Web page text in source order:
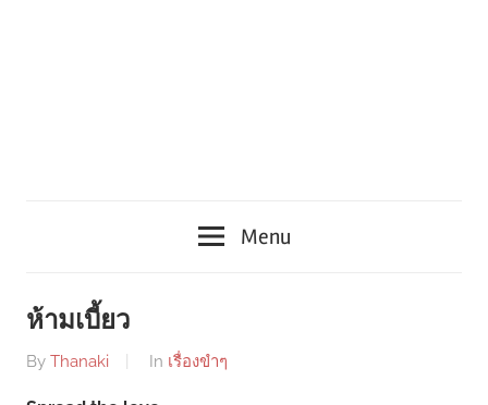
Menu
ห้ามเบี้ยว
By Thanaki In เรื่องขำๆ